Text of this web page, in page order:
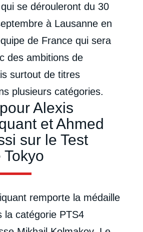
se dérouleront du 30
à Lausanne en
de France qui sera
des ambitions de
surtout de titres
plusieurs catégories.
Alexis
et Ahmed
sur le Test
Tokyo
remporte la médaille
la catégorie PTS4